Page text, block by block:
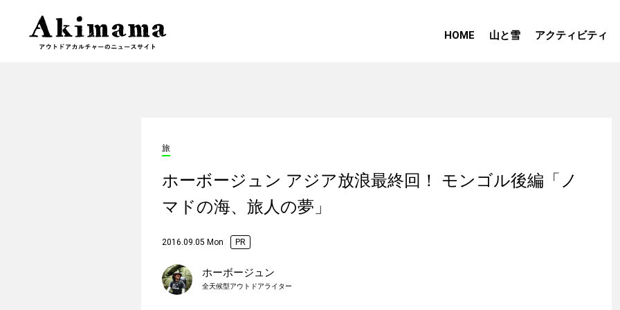
HOME 山と雪 アクティビティ
旅
ホーボージュン アジア放浪最終回！ モンゴル後編「ノ
マドの海、旅人の夢」
2016.09.05 Mon PR
ホーボージュン
全天候型アウトドアライター